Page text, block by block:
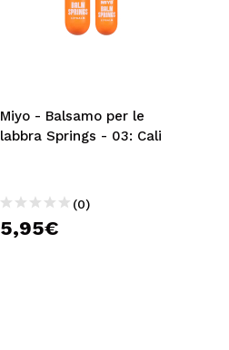
Miyo - Balsamo per le
labbra Springs - 03: Cali
(0)
5,95€